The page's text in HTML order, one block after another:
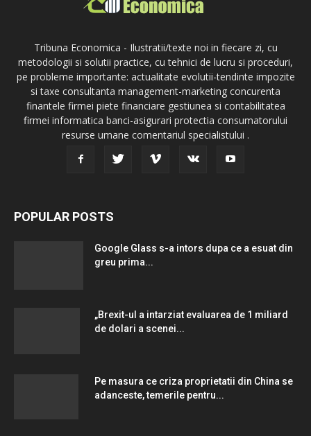
Tribuna Economica - Ilustratii/texte noi in fiecare zi, cu
metodologii si solutii practice, cu tehnici de lucru si proceduri,
pe probleme importante: actualitate evolutii-tendinte impozite
si taxe consultanta management-marketing concurenta
finantele firmei piete financiare gestiunea si contabilitatea
firmei informatica banci-asigurari protectia consumatorului
resurse umane comentariul specialistului .
POPULAR POSTS
Google Glass s-a intors dupa ce a esuat din
greu prima...
„Brexit-ul a intarziat evaluarea de 1 miliard
de dolari a scenei...
Pe masura ce criza proprietatii din China se
adanceste, temerile pentru...